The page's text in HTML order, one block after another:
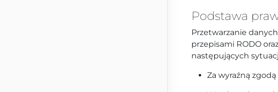
Podstawa
Przetwarzanie
przepisami RODO
następujących
Za wyraźną